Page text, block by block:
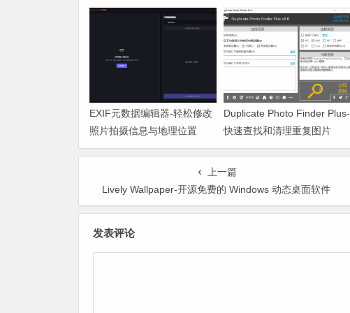
EXIF元数据编辑器-轻松修改
照片拍摄信息与地理位置
Duplicate Photo Finder Plus-
快速查找和清理重复图片
上一篇
Lively Wallpaper-开源免费的 Windows 动态桌面软件
发表评论